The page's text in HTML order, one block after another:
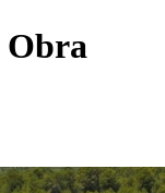
Obra